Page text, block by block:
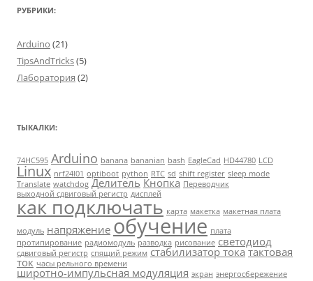
РУБРИКИ:
Arduino (21)
TipsAndTricks(5)
Лаборатория (2)
ТЫКАЛКИ:
74HC595 Arduino banana bananian bash EagleCad HD44780 LCD
Linux nrf24l01 optiboot python RTC sd shift register sleep mode
Translate watchdog Делитель Кнопка Переводчик
выходной сдвиговый регистр дисплей
как подключать карта макетка макетная плата
модуль напряжение обучение плата
протипирование радиомодуль разводка рисование светодиод
сдвиговый регистр спящий режим стабилизатор тока тактовая
ток часы рельного времени
широтно-импульсная модуляция экран энергосбережение